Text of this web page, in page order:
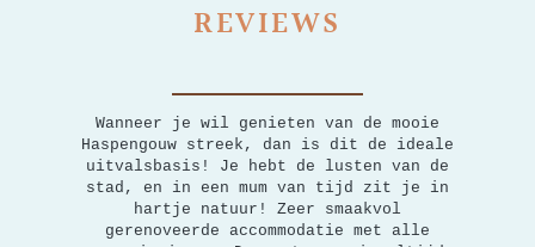
REVIEWS
Wanneer je wil genieten van de mooie
Haspengouw streek, dan is dit de ideale
uitvalsbasis! Je hebt de lusten van de
stad, en in een mum van tijd zit je in
hartje natuur! Zeer smaakvol
gerenoveerde accommodatie met alle